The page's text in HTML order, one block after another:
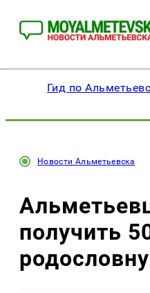
Гид по
Новости Альметьевска
получить